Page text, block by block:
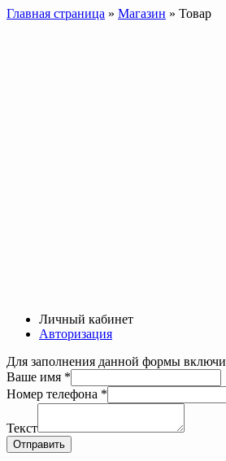
Главная страница » Магазин » Товар
Личный кабинет
Авторизация
Для заполнения данной формы
Ваше имя *
Номер телефона *
Ваше
Текст
Текст
Отправить